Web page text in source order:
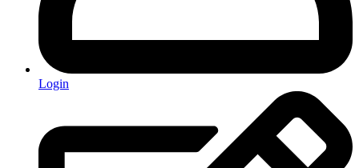
Login